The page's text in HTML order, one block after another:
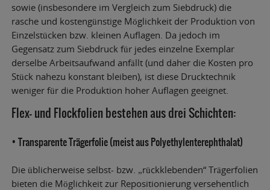
sowie (insbesondere im Vergleich zum Siebdruck) die
rasche und kostengünstige Möglichkeit der Produktion von
Einzelstücken bzw. kleinen Auflagen. Da jedoch im
Gegensatz zum Siebdruck für jedes einzelne Exemplar
derselbe Arbeitsaufwand anfällt (und daher die Kosten pro
Stück nahezu konstant bleiben), ist diese Drucktechnik
weniger für die Produktion hoher Auflagen geeignet.
Flex- und Flockfolien bestehen aus drei Schichten:
• Transparente Trägerfolie (meist aus Polyethylenterephthalat)
Die üblicherweise selbst- bzw. „rückklebenden“ Trägerfolien
bieten die Möglichkeit zur Repositionierung versehentlich